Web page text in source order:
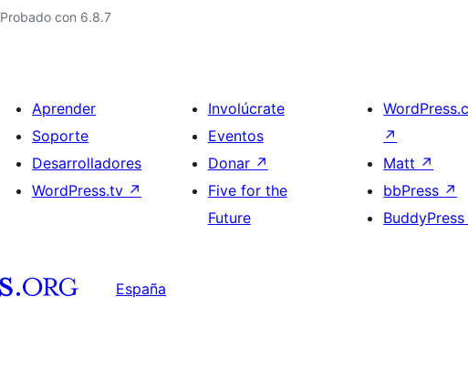
Probado con 6.8.7
Aprender
Soporte
Desarrolladores
WordPress.tv ↗
Involúcrate
Eventos
Donar ↗
Five for the
Future
↗
Matt ↗
bbPress ↗
BuddyPress
España